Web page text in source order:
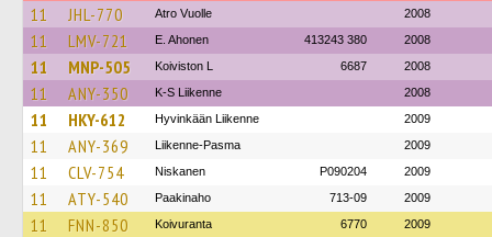
11 JHL-770 Atro Vuolle 2008
11 LMV-721 E. Ahonen 413243 380 2008
11 MNP-505 Koiviston L 6687 2008
11 ANY-350 K-S Liikenne 2008
11 HKY-612 Hyvinkään Liikenne 2009
11 ANY-369 Liikenne-Pasma 2009
11 CLV-754 Niskanen P090204 2009
11 ATY-540 Paakinaho 713-09 2009
11 FNN-850 Koivuranta 6770 2009